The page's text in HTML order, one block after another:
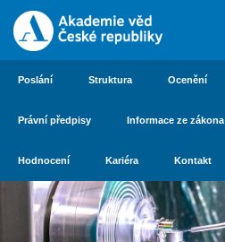
Poslání Struktura Ocenění
Právní předpisy Informace ze zákona
Hodnocení Kariéra Kontakt